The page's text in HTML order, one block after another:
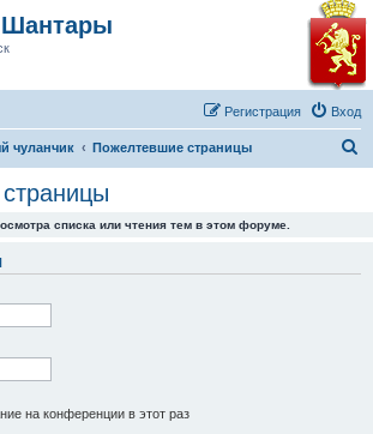
Шантары
Вход
Регистрация
чуланчик Пожелтевшие страницы
списка или чтения тем в этом форуме.
на конференции в этот раз